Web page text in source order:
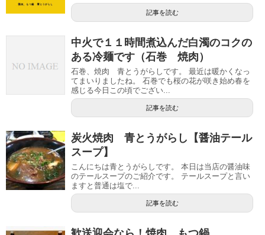
記事を読む
中火で１１時間煮込んだ白濁のコクの
ある冷麺です（石巻 焼肉）
石巻、焼肉 青とうがらしです。 最近は暖かくなっ
てまいりましたね。 石巻でも桜の花が咲き始め春を
感じる今日この頃でござい...
記事を読む
炭火焼肉 青とうがらし【醤油テール
スープ】
こんにちは青とうがらしです。 本日は当店の醤油味
のテールスープのご紹介です。 テールスープと言い
ますと普通は塩で...
記事を読む